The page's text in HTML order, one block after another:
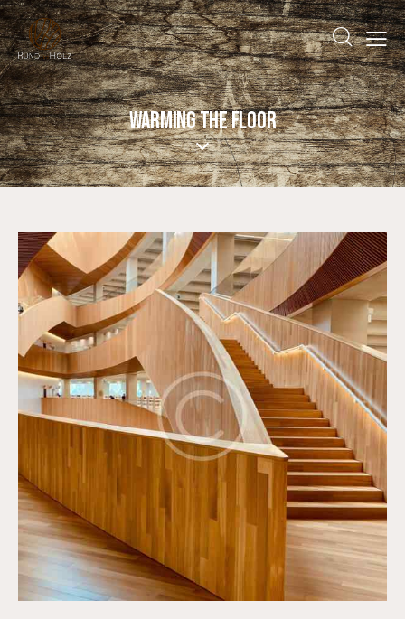
WARMING THE FLOOR